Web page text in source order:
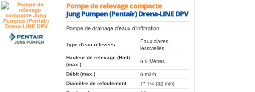
Pompe de relevage compacte
Jung Pumpen (Pentair) Drena-LINE DPV
Pompe de drainage d'eaux d’infiltration
Type d'eau relevées
Eaux claires,
lessivielles
Hauteur de relevage (Hmt)
(max.)
6.5 Mètres
Débit (max.) 6 m3/h
Diamètre de refoulement 1" 1/4 (32 mm)